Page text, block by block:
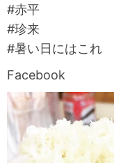
#赤平
#珍来
#暑い日にはこれ
Facebook